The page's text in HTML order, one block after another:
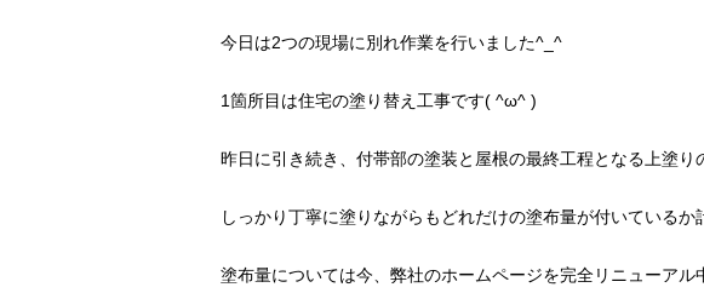
今日は2つの現場に別れ作業を行いました^_^
1箇所目は住宅の塗り替え工事です( ^ω^ )
昨日に引き続き、付帯部の塗装と屋根の最終工程となる上塗
しっかり丁寧に塗りながらもどれだけの塗布量が付いている
塗布量については今、弊社のホームページを完全リニューア